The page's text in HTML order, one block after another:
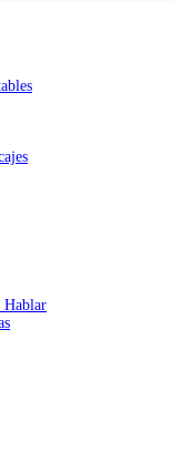
Hablar